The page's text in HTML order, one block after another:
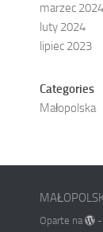
marzec 2024
luty 2024
lipiec 2023
Categories
Małopolska
Oparte na